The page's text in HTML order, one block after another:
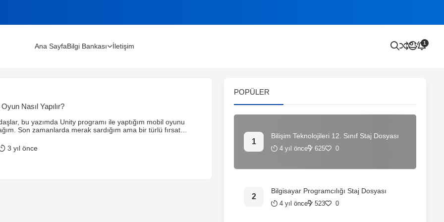
Rehberi (2026)
Ana SayfaBilgi Bankası İletişim 1
Nasıl Yapılır?
bu yazımda Unity programı ile yaptığım mobil oyunu
Son zamanlarda merak sardığım ama bir türlü fırsat
den izleyerek mobil oyun yapmaya karar verdim. Mobil
ilgili youtube ve internette oldukça fazla kaynak var. İzleyerek
3 yıl önce
POPÜLER
Bilişim Teknolojileri 12. Sınıf Staj Dosyası
4 yıl önce 625 0
Bilgisayar Programcılığı Staj Dosyası
4 yıl önce 523 0